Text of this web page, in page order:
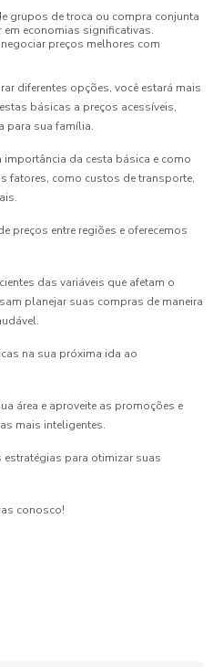
grupos de troca ou compra conjunta
economias significativas.
preços melhores com
diferentes opções, você estará mais
básicas a preços acessíveis,
para sua família.
da cesta básica e como
fatores, como custos de transporte,
preços entre regiões e oferecemos
das variáveis que afetam o
planejar suas compras de maneira
na sua próxima ida ao
área e aproveite as promoções e
mais inteligentes.
estratégias para otimizar suas
conosco!